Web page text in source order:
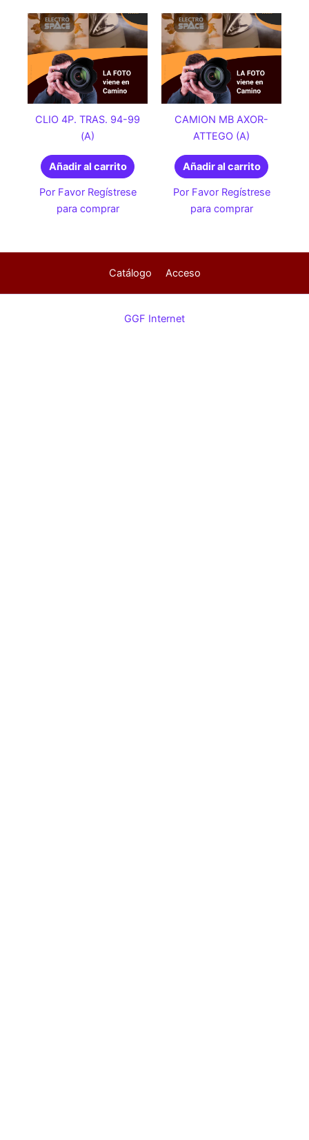
CLIO 4P. TRAS. 94-99
(A)
Añadir al carrito
Por Favor Regístrese
para comprar
CAMION MB AXOR-
ATTEGO (A)
Añadir al carrito
Por Favor Regístrese
para comprar
Catálogo Acceso
GGF Internet